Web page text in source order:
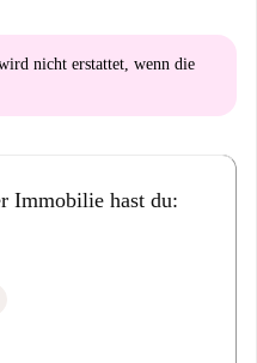
nicht erstattet, wenn die
Immobilie hast du: